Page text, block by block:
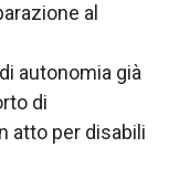
al
autonomia già
di
atto per disabili